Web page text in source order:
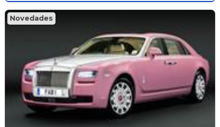
Novedades